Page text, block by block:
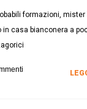
formazioni,
casa bianconera a